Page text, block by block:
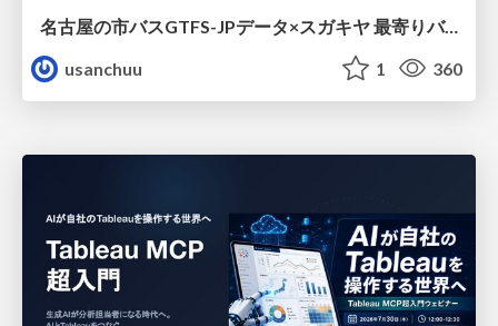
名古屋の市バスGTFS-JPデータ×スガキヤ 最寄りバス停検索をAmazon ElastiCache Serverless for Valkeyで最適化する
usanchuu
1 360